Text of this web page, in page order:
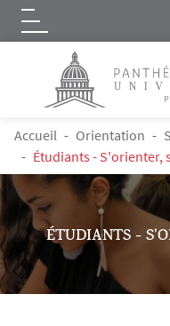
Aller au contenu principal
Logo
FIL D'ARIANE
Accueil Orientation
Étudiants - S'orienter,
ÉTUDIANTS -